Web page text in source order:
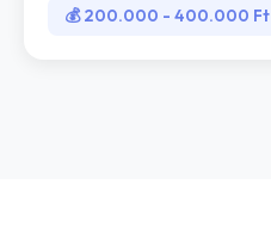
💰 200.000 - 400.000 Ft